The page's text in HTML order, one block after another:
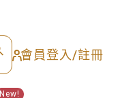
會員登入/註冊
New!